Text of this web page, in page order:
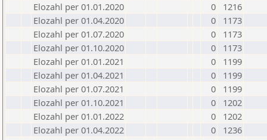
Elozahl per 01.01.2020
0
1216
Elozahl per 01.04.2020
0
1173
Elozahl per 01.07.2020
0
1173
Elozahl per 01.10.2020
0
1173
Elozahl per 01.01.2021
0
1199
Elozahl per 01.04.2021
0
1199
Elozahl per 01.07.2021
0
1199
Elozahl per 01.10.2021
0
1202
Elozahl per 01.01.2022
0
1202
Elozahl per 01.04.2022
0
1236